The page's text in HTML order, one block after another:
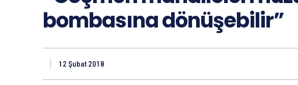
bombasına dönüşebilir”
12 Şubat 2018